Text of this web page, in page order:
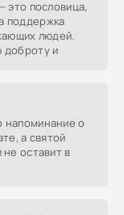
это пословица,
поддержка
людей.
доброту и
напоминание о
а святой
оставит в